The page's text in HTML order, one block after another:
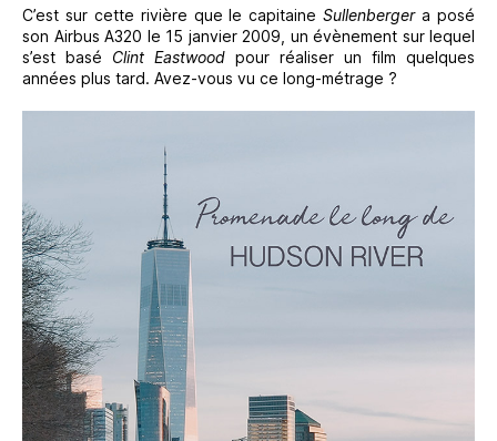
C’est sur cette rivière que le capitaineSullenbergera posé
son Airbus A320 le 15 janvier 2009, un évènement sur lequel
s’est basé Clint Eastwood pour réaliser un film quelques
années plus tard. Avez-vous vu ce long-métrage ?